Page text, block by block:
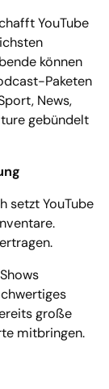
YouTube
können
Paketen
News,
gebündelt
setzt YouTube
große
mitbringen.